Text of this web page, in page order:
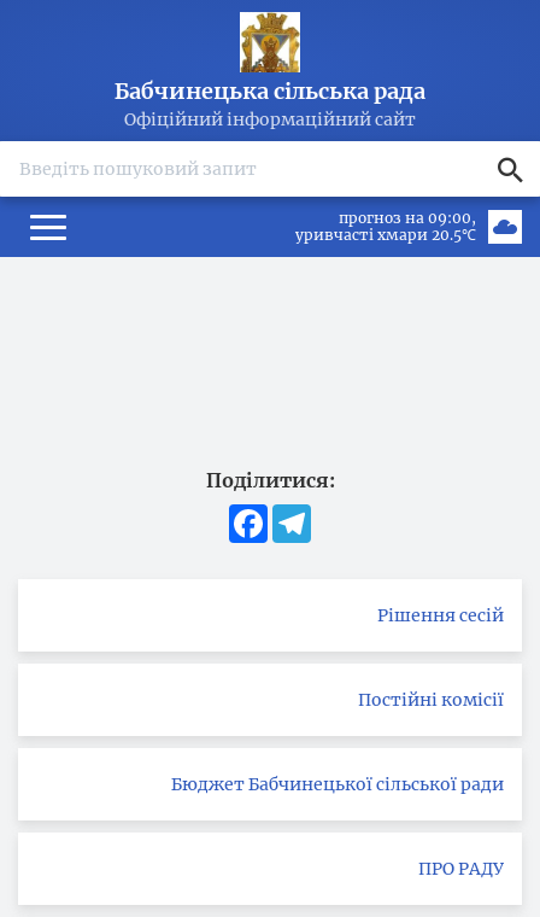
Бабчинецька сільська рада
Офіційний інформаційний сайт
прогноз на 09:00
уривчасті хмари 20.5℃
Поділитися:
Facebook
Рішення сесій
Постійні комісії
Бюджет Бабчинецької сільської ради
ПРО РАДУ